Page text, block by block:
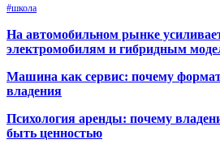
#школа
На автомобильном рынке
электромобилям и гибридным
Машина как сервис: почему
владения
Психология аренды: почему
быть ценностью